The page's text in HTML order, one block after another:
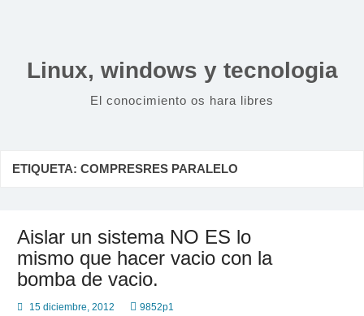
Linux, windows y tecnologia
El conocimiento os hara libres
ETIQUETA: COMPRESRES PARALELO
Aislar un sistema NO ES lo
mismo que hacer vacio con la
bomba de vacio.
15 diciembre, 2012 9852p1